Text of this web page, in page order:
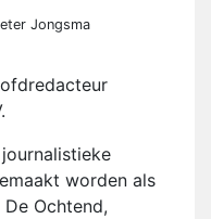
Jongsma
worden als
Ochtend,